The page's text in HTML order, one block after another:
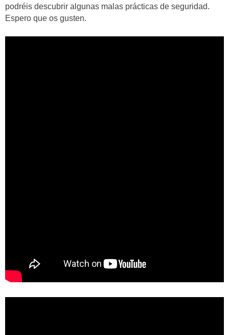
podréis descubrir algunas malas prácticas de seguridad.
Espero que os gusten.